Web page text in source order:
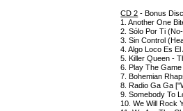
CD 2 - Bonus Disc
1. Another One
2. Sólo Por Ti
3. Sin Control
4. Algo Loco Es
5. Killer Queen -
6. Play The
7. Bohemian
8. Radio Ga Ga
9. Somebody To
10. We Will Rock